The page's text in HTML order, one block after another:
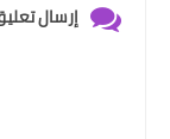
إرسال